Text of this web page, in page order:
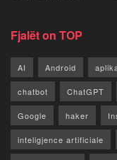
Fjalët on TOP
AI Android
chatbot ChatGPT
Google haker
inteligjence artificiale